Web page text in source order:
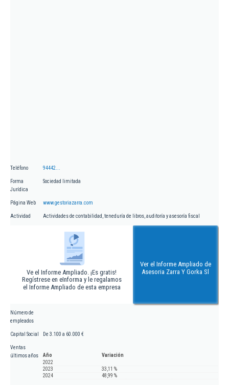
Teléfono 94442...
Forma
Jurídica
Sociedad limitada
Página Web www.gestoriazarra.com
Actividad Actividades de contabilidad, teneduría de libros, auditoría y asesoría fiscal
Ve el Informe Ampliado. ¡Es gratis!
Regístrese en eInforma y le regalamos
el Informe Ampliado de esta empresa
Ver el Informe Ampliado de
Asesoria Zarra Y Gorka Sl
Número de
empleados
Capital Social De 3.100 a 60.000 €
Ventas
últimos años
Año
Variación
2022
2023
33,11 %
2024
48,99 %